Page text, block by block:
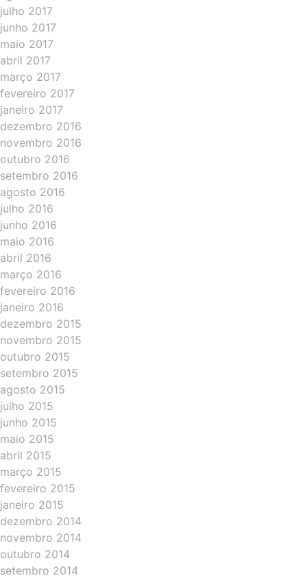
julho 2017
junho 2017
maio 2017
abril 2017
março 2017
fevereiro 2017
janeiro 2017
dezembro 2016
novembro 2016
outubro 2016
setembro 2016
agosto 2016
julho 2016
junho 2016
maio 2016
abril 2016
março 2016
fevereiro 2016
janeiro 2016
dezembro 2015
novembro 2015
outubro 2015
setembro 2015
agosto 2015
julho 2015
junho 2015
maio 2015
abril 2015
março 2015
fevereiro 2015
janeiro 2015
dezembro 2014
novembro 2014
outubro 2014
setembro 2014